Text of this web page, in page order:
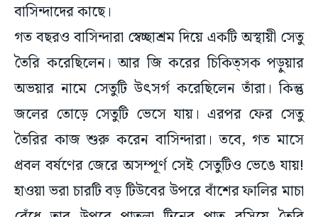
বাসিন্দাদের কাছে।
গত বছরও বাসিন্দারা স্বেচ্ছাশ্রম দিয়ে একটি অস্থায়ী সেতু
তৈরি করেছিলেন। আর জি করের চিকিত্সক পড়ুয়ার
অভয়ার নামে সেতুটি উৎসর্গ করেছিলেন তাঁরা। কিন্তু
জলের তোড়ে সেতুটি ভেসে যায়। এরপর ফের সেতু
তৈরির কাজ শুরু করেন বাসিন্দারা। তবে, গত মাসে
প্রবল বর্ষণের জেরে অসম্পূর্ণ সেই সেতুটিও ভেঙে যায়!
হাওয়া ভরা চারটি বড় টিউবের উপরে বাঁশের ফালির মাচা